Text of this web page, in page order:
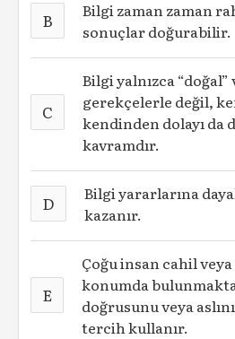
B
Bilgi zaman zaman
sonuçlar doğurabilir.
C
Bilgi yalnızca “doğal”
gerekçelerle değil,
kendinden dolayı da
kavramdır.
D
Bilgi yararlarına
kazanır.
E
Çoğu insan cahil veya
konumda
doğrusunu veya
tercih kullanır.